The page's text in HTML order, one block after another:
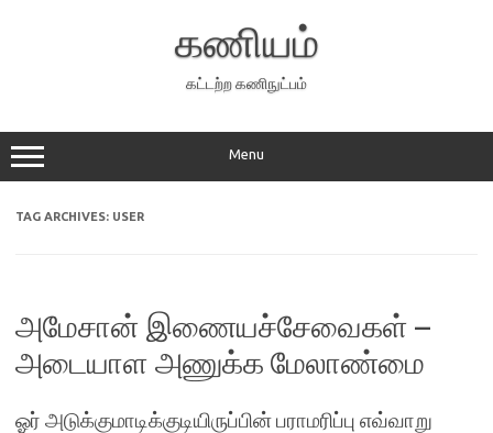
கணியம்
கட்டற்ற கணிநுட்பம்
Menu
TAG ARCHIVES: USER
அமேசான் இணையச்சேவைகள் –
அடையாள அணுக்க மேலாண்மை
ஓர் அடுக்குமாடிக்குடியிருப்பின் பராமரிப்பு எவ்வாறு